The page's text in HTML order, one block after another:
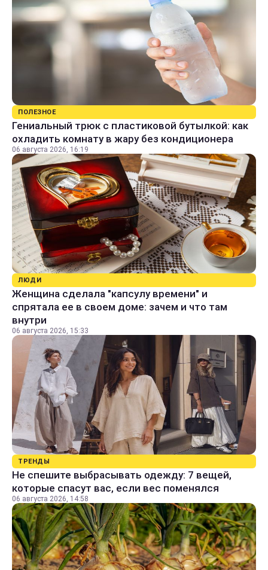
ПОЛЕЗНОЕ
Гениальный трюк с пластиковой бутылкой: как
охладить комнату в жару без кондиционера
06 августа 2026, 16:19
ЛЮДИ
Женщина сделала "капсулу времени" и
спрятала ее в своем доме: зачем и что там
внутри
06 августа 2026, 15:33
ТРЕНДЫ
Не спешите выбрасывать одежду: 7 вещей,
которые спасут вас, если вес поменялся
06 августа 2026, 14:58